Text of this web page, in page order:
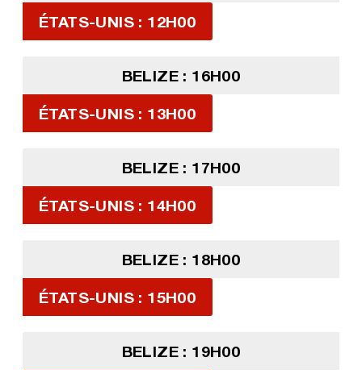
ÉTATS-UNIS : 12H00
BELIZE : 16H00
ÉTATS-UNIS : 13H00
BELIZE : 17H00
ÉTATS-UNIS : 14H00
BELIZE : 18H00
ÉTATS-UNIS : 15H00
BELIZE : 19H00